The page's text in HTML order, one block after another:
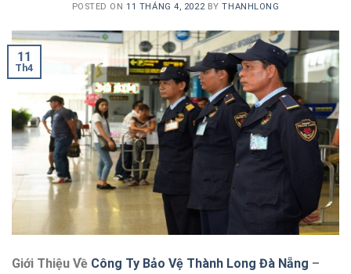
POSTED ON11 THÁNG 4, 2022 BYTHANHLONG
11
Th4
Giới Thiệu Về Công Ty Bảo Vệ Thành Long Đà Nẵng –